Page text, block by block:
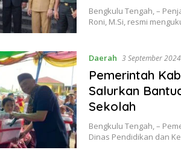
Bengkulu Tengah, –
Roni, M.Si, resmi
Daerah 3 September 2024
Pemerintah
Salurkan
Sekolah
Bengkulu Tengah, –
Dinas Pendidikan dan